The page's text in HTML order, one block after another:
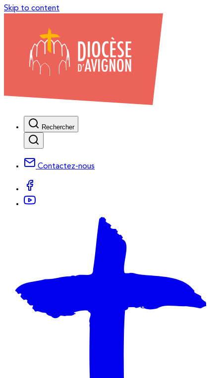
Skip to content
Rechercher
Contactez-nous